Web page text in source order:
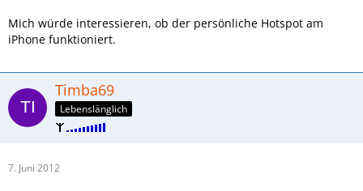
Mich würde interessieren, ob der persönliche Hotspot am
iPhone funktioniert.
Timba69
Lebenslänglich
7. Juni 2012